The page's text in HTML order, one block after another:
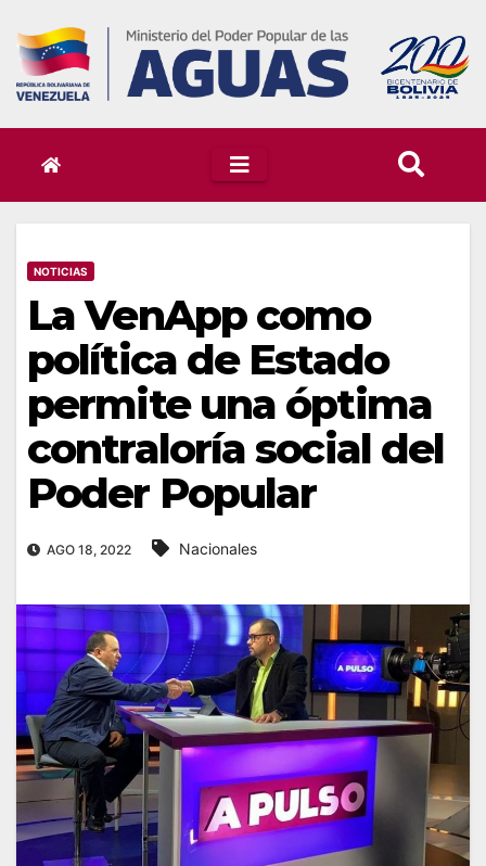
content
NOTICIAS
La VenApp como
política de Estado
permite una óptima
contraloría social del
Poder Popular
AGO 18, 2022 Nacionales